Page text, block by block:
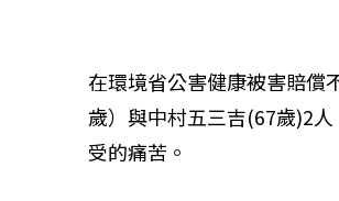
在環境省公害健康被害賠償
歲）與中村五三吉(67歲)2
受的痛苦。